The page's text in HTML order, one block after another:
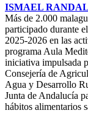
ISMAEL
Más de 2.000
participado durante
2025-2026 en las
programa Aula
iniciativa impulsada
Consejería de
Agua y Desarrollo
Junta de Andalucía
hábitos alimentarios